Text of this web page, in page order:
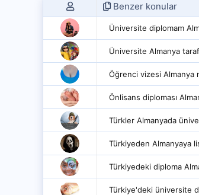
Benzer konular
Üniversite diplomam
Üniversite Almanya
Öğrenci vizesi Almanya
Önlisans diploması
Türkler Almanyada
Türkiyeden Almanyaya
Türkiyedeki diploma
Türkiye'deki üniversite